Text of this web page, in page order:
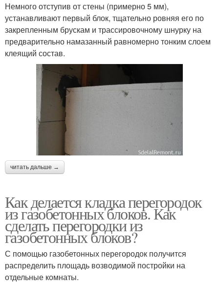
Немного отступив от стены (примерно 5 мм),
устанавливают первый блок, тщательно ровняя его по
закрепленным брускам и трассировочному шнурку на
предварительно намазанный равномерно тонким слоем
клеящий состав.
читать дальше →
Как делается кладка перегородок
из газобетонных блоков. Как
сделать перегородки из
газобетонных блоков?
С помощью газобетонных перегородок получится
распределить площадь возводимой постройки на
отдельные комнаты.